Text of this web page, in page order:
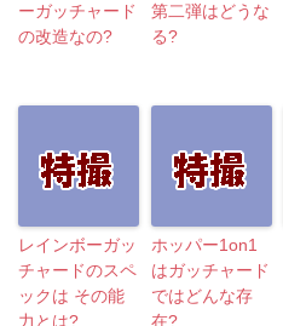
ーガッチャード
の改造なの?
第二弾はどうな
る?
レインボーガッ
チャードのスペ
ックは その能
力とは?
ホッパー1on1
はガッチャード
ではどんな存
在?